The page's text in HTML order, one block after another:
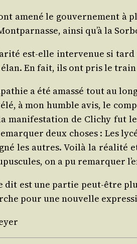
ame­né le gou­ver­ne­ment à
ain­si qu’à la
est‑elle inter­ve­nue si tard
En fait, ils ont pris le
a été amas­sé tout au
à mon humble avis, le
mani­fes­ta­tion de Cli­chy fut
deux choses : Les
les autres. Voi­là la réa­li­té
on a pu remar­quer
dit est une par­tie peut‑être
pour une nou­velle